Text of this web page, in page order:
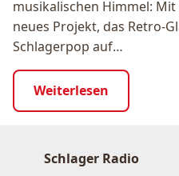
musikalischen Himmel:
neues Projekt, das Retro-
Schlagerpop auf…
Weiterlesen
Schlager Radio